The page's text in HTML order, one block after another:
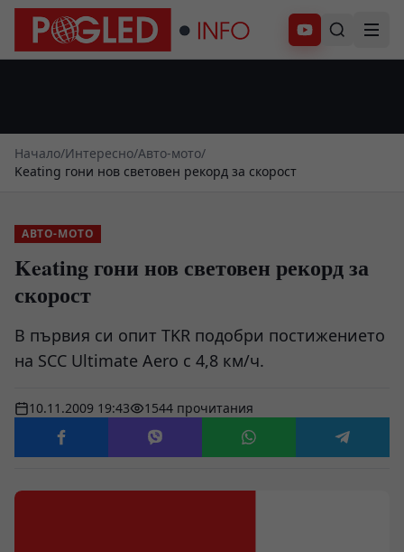
Абонирай се
Начало/Интересно/Авто-мото/
Keating гони нов световен рекорд за скорост
АВТО-МОТО
Keating гони нов световен рекорд за
скорост
В първия си опит TKR подобри постижението
на SCC Ultimate Aero с 4,8 км/ч.
10.11.2009 19:43 1544 прочитания